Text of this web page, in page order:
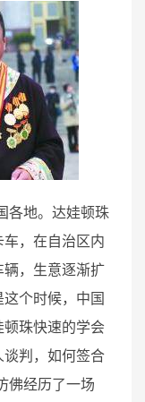
各地。达娃顿珠
，在自治区内
，生意逐渐扩
个时候，中国
珠快速的学会
判，如何签合
佛经历了一场